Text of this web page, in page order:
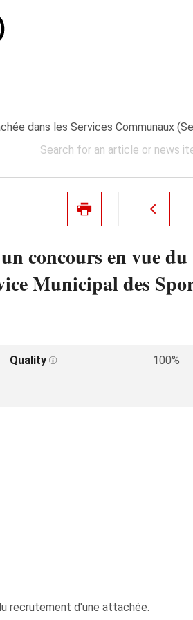
dans les Services Communaux
concours en vue du
Municipal des
Quality
100%
recrutement d'une attachée.